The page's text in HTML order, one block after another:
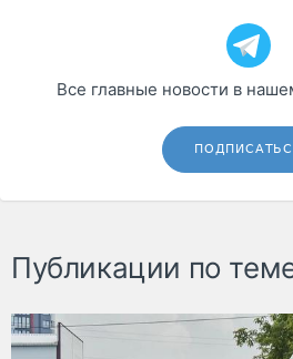
Все главные новости в
Публикации по